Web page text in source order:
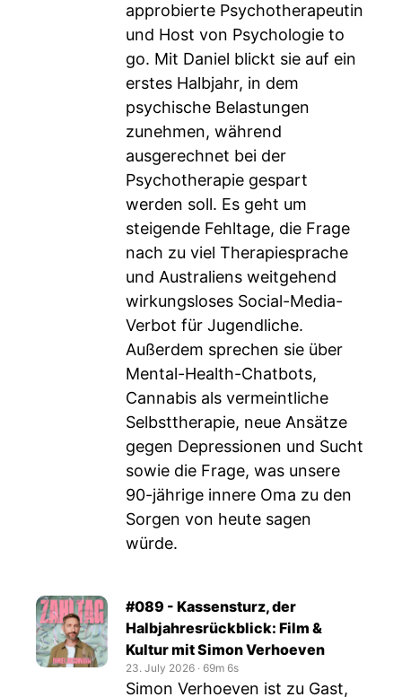
approbierte Psychotherapeutin
und Host von Psychologie to
go. Mit Daniel blickt sie auf ein
erstes Halbjahr, in dem
psychische Belastungen
zunehmen, während
ausgerechnet bei der
Psychotherapie gespart
werden soll. Es geht um
steigende Fehltage, die Frage
nach zu viel Therapiesprache
und Australiens weitgehend
wirkungsloses Social-Media-
Verbot für Jugendliche.
Außerdem sprechen sie über
Mental-Health-Chatbots,
Cannabis als vermeintliche
Selbsttherapie, neue Ansätze
gegen Depressionen und Sucht
sowie die Frage, was unsere
90-jährige innere Oma zu den
Sorgen von heute sagen
würde.
#089 - Kassensturz, der
Halbjahresrückblick: Film &
Kultur mit Simon Verhoeven
23. July 2026 ‧ 69m 6s
Simon Verhoeven ist zu Gast,